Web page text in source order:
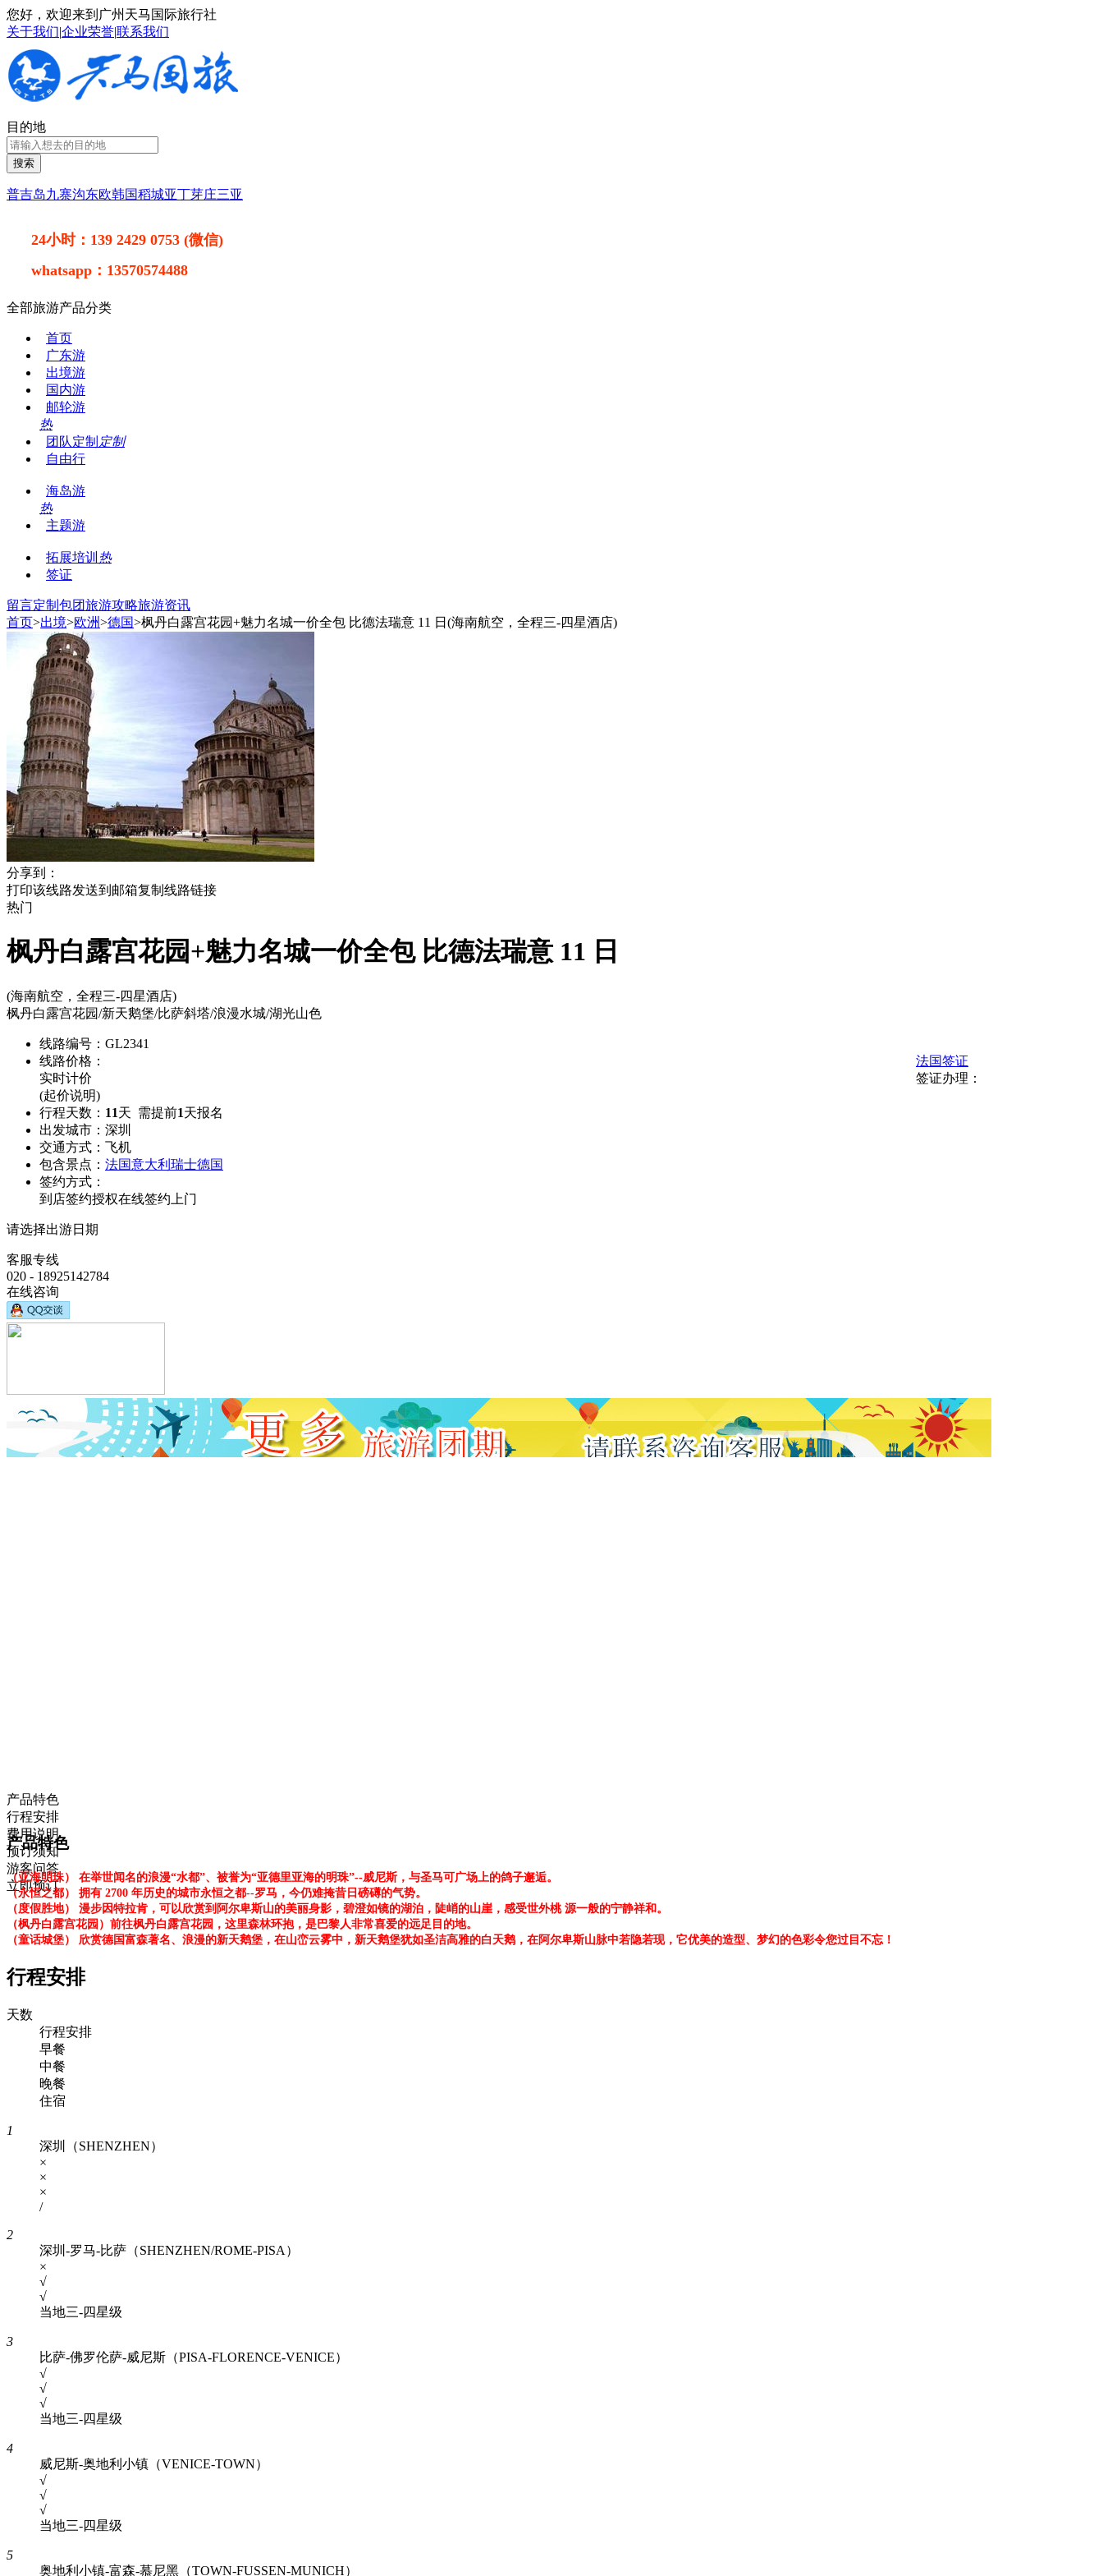
您好，欢迎来到广州天马国际旅行社
关于我们|企业荣誉|联系我们
目的地
搜索
普吉岛九寨沟东欧韩国稻城亚丁芽庄三亚
24小时： 139 2429 0753 (微信)
whatsapp： 13570574488
全部旅游产品分类
首页
广东游
出境游
国内游
邮轮游
热
团队定制 定制
自由行
海岛游
热
主题游
拓展培训 热
签证
留言定制包团旅游攻略旅游资讯
首页>出境>欧洲>德国>枫丹白露宫花园+魅力名城一价全包 比德法瑞意 11 日(海南航空，全程三-四星酒店)
分享到：
打印该线路发送到邮箱复制线路链接
热门
枫丹白露宫花园+魅力名城一价全包 比德法瑞意 11 日
(海南航空，全程三-四星酒店)
枫丹白露宫花园/新天鹅堡/比萨斜塔/浪漫水城/湖光山色
线路编号： GL2341
线路价格：
法国签证
签证办理：
实时计价
(起价说明)
行程天数： 11天 需提前1天报名
出发城市： 深圳
交通方式： 飞机
包含景点： 法国意大利 瑞士德国
签约方式：
到店签约授权在线签约 上门
请选择出游日期
客服专线
020 - 18925142784
在线咨询
产品特色
行程安排
费用说明
预订须知
游客问答
立即预订
产品特色
（亚海明珠） 在举世闻名的浪漫“水都”、被誉为“亚德里亚海的明珠”--威尼斯，与圣马可广场上的鸽子邂逅。
（永恒之都） 拥有 2700 年历史的城市永恒之都--罗马，今仍难掩昔日磅礡的气势。
（度假胜地） 漫步因特拉肯，可以欣赏到阿尔卑斯山的美丽身影，碧澄如镜的湖泊，陡峭的山崖，感受世外桃 源一般的宁静祥和。
（枫丹白露宫花园）前往枫丹白露宫花园，这里森林环抱，是巴黎人非常喜爱的远足目的地。
（童话城堡） 欣赏德国富森著名、浪漫的新天鹅堡，在山峦云雾中，新天鹅堡犹如圣洁高雅的白天鹅，在阿尔卑斯山脉中若隐若现，它优美的造型、梦幻的色彩令您过目不忘！
行程安排
天数
行程安排
早餐
中餐
晚餐
住宿
1
深圳（SHENZHEN）
×
×
×
/
2
深圳-罗马-比萨（SHENZHEN/ROME-PISA）
×
√
√
当地三-四星级
3
比萨-佛罗伦萨-威尼斯（PISA-FLORENCE-VENICE）
√
√
√
当地三-四星级
4
威尼斯-奥地利小镇（VENICE-TOWN）
√
√
√
当地三-四星级
5
奥地利小镇-富森-慕尼黑（TOWN-FUSSEN-MUNICH）